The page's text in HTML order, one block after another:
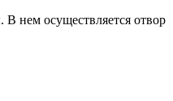
нем осуществляется отвор